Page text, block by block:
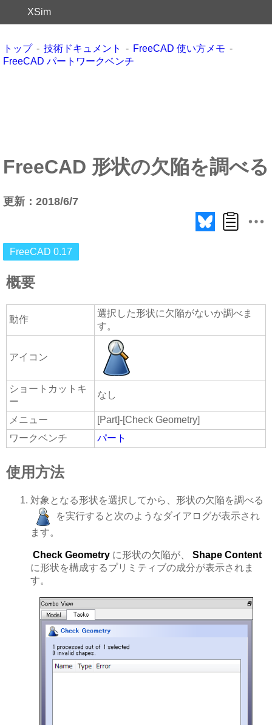
XSim
トップ 技術ドキュメント
FreeCAD 使い方メモ
FreeCAD パートワークベンチ
FreeCAD 形状の欠陥を調べる
更新：2018/6/7
FreeCAD 0.17
概要
動作
選択した形状に欠陥がないか調べま
す。
アイコン
ショートカットキ
ー
なし
メニュー
[Part]-[Check Geometry]
ワークベンチ
パート
使用方法
対象となる形状を選択してから、形状の欠陥を調べる
を実行すると次のようなダイアログが表示され
ます。
Check Geometry に形状の欠陥が、
Shape Content
に形状を構成するプリミティブの成分が表示されま
す。